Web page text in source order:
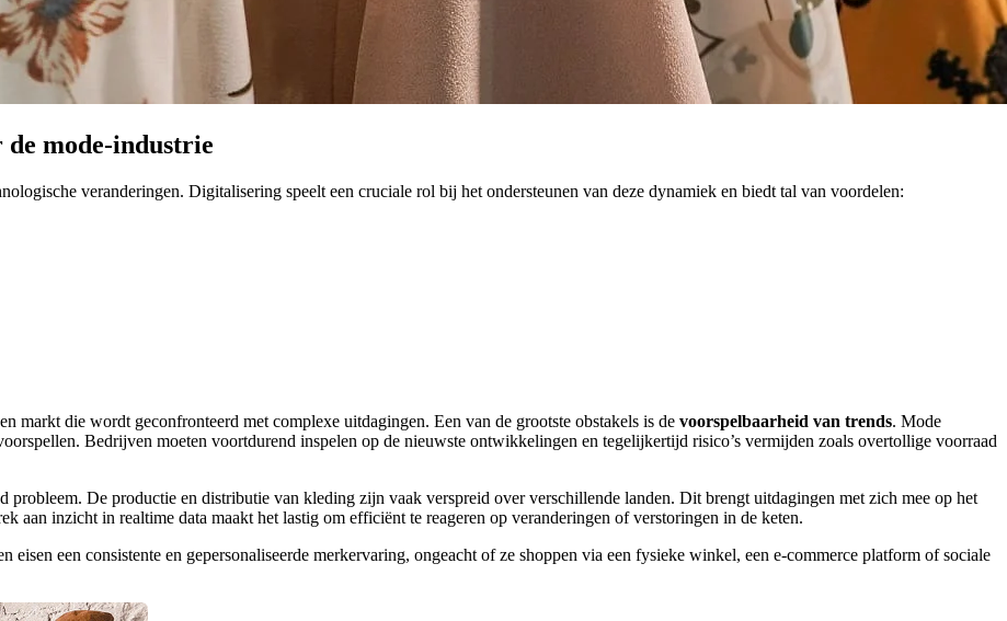
mode-industrie​
veranderingen. Digitalisering speelt een cruciale rol bij het ondersteunen van deze dynamiek en biedt tal van voordelen:
markt die wordt geconfronteerd met complexe uitdagingen. Een van de grootste obstakels is de voorspelbaarheid van trends. Mode
Bedrijven moeten voortdurend inspelen op de nieuwste ontwikkelingen en tegelijkertijd risico’s vermijden zoals overtollige voorraad
probleem. De productie en distributie van kleding zijn vaak verspreid over verschillende landen. Dit brengt uitdagingen met zich mee op het
aan inzicht in realtime data maakt het lastig om efficiënt te reageren op veranderingen of verstoringen in de keten.
eisen een consistente en gepersonaliseerde merkervaring, ongeacht of ze shoppen via een fysieke winkel, een e-commerce platform of sociale